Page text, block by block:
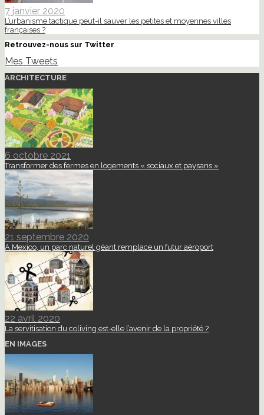
7 janvier 2020
L’urbanisme tactique peut-il sauver les petites et moyennes villes
françaises ?
Retrouvez-nous sur Twitter
Mes Tweets
ARCHITECTURE
6 octobre 2021
Transformer des fermes en logements « sociaux et paysans »
21 septembre 2020
A Mexico, un parc naturel géant remplace un futur aéroport
22 avril 2020
La servitisation du coliving est-elle l’avenir de la propriété ?
EN IMAGES